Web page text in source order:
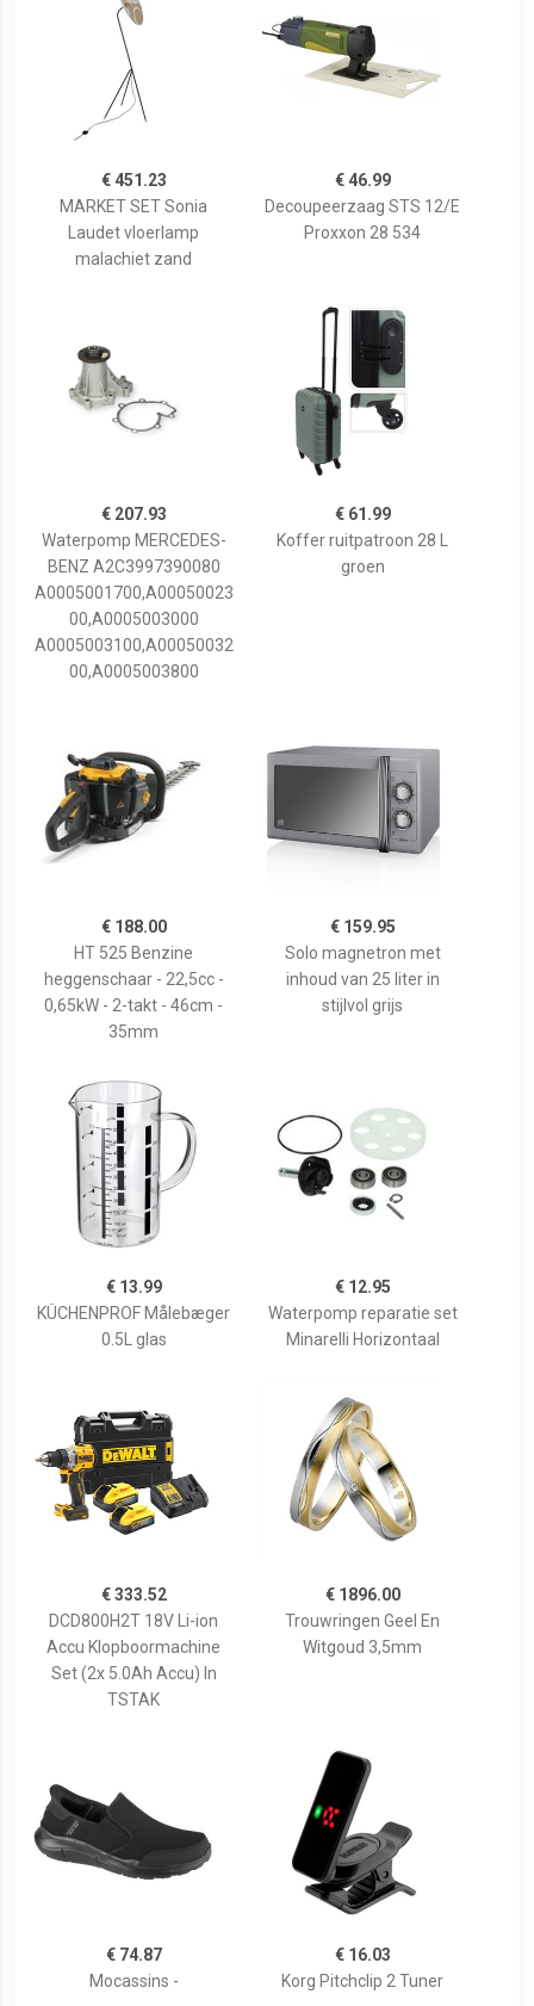
€ 451.23
MARKET SET Sonia
Laudet vloerlamp
malachiet zand
€ 46.99
Decoupeerzaag STS 12/E
Proxxon 28 534
€ 207.93
Waterpomp MERCEDES-
BENZ A2C3997390080
A0005001700,A00050023
00,A0005003000
A0005003100,A00050032
00,A0005003800
€ 61.99
Koffer ruitpatroon 28 L
groen
€ 188.00
HT 525 Benzine
heggenschaar - 22,5cc -
0,65kW - 2-takt - 46cm -
35mm
€ 159.95
Solo magnetron met
inhoud van 25 liter in
stijlvol grijs
€ 13.99
KÜCHENPROF Målebæger
0.5L glas
€ 12.95
Waterpomp reparatie set
Minarelli Horizontaal
€ 333.52
DCD800H2T 18V Li-ion
Accu Klopboormachine
Set (2x 5.0Ah Accu) In
TSTAK
€ 1896.00
Trouwringen Geel En
Witgoud 3,5mm
€ 74.87
Mocassins -
€ 16.03
Korg Pitchclip 2 Tuner